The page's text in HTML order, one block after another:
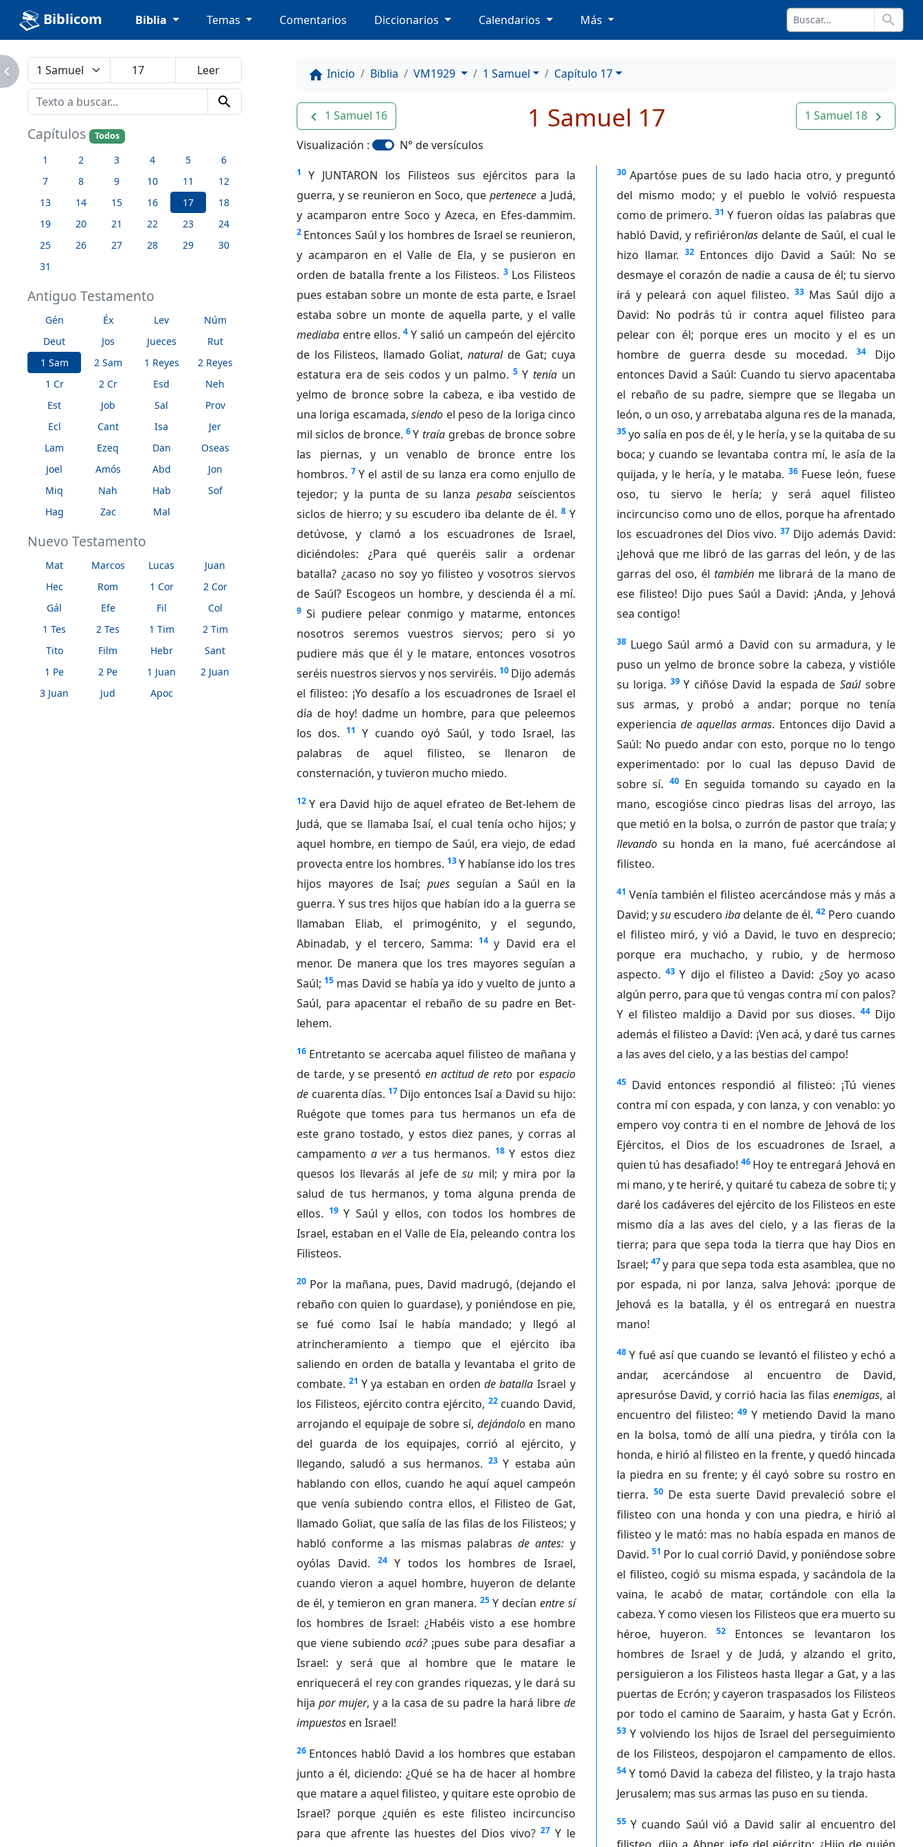
Biblicom Biblia Temas Comentarios Diccionarios Calendarios Más search
search
Capítulos Todos
1 2 3 4 5
6
7
8 9 10 11
12
13
14 15 16 17
18
19
20 21 22 23
24
25
26 27 28 29
30
31
Antiguo Testamento
Gén Éx Lev
Núm
Deut
Jos Jueces
Rut
1 Sam
2 Sam 1 Reyes
2 Reyes
1 Cr
2 Cr Esd
Neh
Est
Job Sal
Prov
Ecl
Cant Isa
Jer
Lam
Ezeq Dan
Oseas
Joel
Amós Abd
Jon
Miq
Nah Hab
Sof
Hag
Zac Mal
Nuevo Testamento
Mat Marcos Lucas
Juan
Hec
Rom 1 Cor
2 Cor
Gál
Efe Fil
Col
1 Tes
2 Tes 1 Tim
2 Tim
Tito
Film Hebr
Sant
1 Pe
2 Pe 1 Juan
2 Juan
3 Juan
Jud Apoc
home Inicio Biblia VM1929 1 Samuel Capítulo 17
navigate_before 1 Samuel 16 1 Samuel 18 navigate_next
1 Samuel 17
Visualización : N° de versículos
1
Y JUNTARON los Filisteos sus ejércitos para la
guerra, y se reunieron en Soco, que pertenece a Judá,
y acamparon entre Soco y Azeca, en Efes-dammim.
2 Entonces Saúl y los hombres de Israel se reunieron,
y acamparon en el Valle de Ela, y se pusieron en
orden de batalla frente a los Filisteos. 3 Los Filisteos
pues estaban sobre un monte de esta parte, e Israel
estaba sobre un monte de aquella parte, y el valle
mediaba entre ellos. 4 Y salió un campeón del ejército
de los Filisteos, llamado Goliat, naturalde Gat; cuya
estatura era de seis codos y un palmo. 5 Y tenía un
yelmo de bronce sobre la cabeza, e iba vestido de
una loriga escamada, siendo el peso de la loriga cinco
mil siclos de bronce. 6Y traía grebas de bronce sobre
las piernas, y un venablo de bronce entre los
hombros. 7 Y el astil de su lanza era como enjullo de
tejedor; y la punta de su lanza pesaba seiscientos
siclos de hierro; y su escudero iba delante de él. 8 Y
detúvose, y clamó a los escuadrones de Israel,
diciéndoles: ¿Para qué queréis salir a ordenar
batalla? ¿acaso no soy yo filisteo y vosotros siervos
de Saúl? Escogeos un hombre, y descienda él a mí.
9 Si pudiere pelear conmigo y matarme, entonces
nosotros seremos vuestros siervos; pero si yo
pudiere más que él y le matare, entonces vosotros
seréis nuestros siervos y nos serviréis. 10 Dijo además
el filisteo: ¡Yo desafío a los escuadrones de Israel el
día de hoy! dadme un hombre, para que peleemos
los dos. 11
Y cuando oyó Saúl, y todo Israel, las
palabras de aquel filisteo, se llenaron de
consternación, y tuvieron mucho miedo.
12 Y era David hijo de aquel efrateo de Bet-lehem de
Judá, que se llamaba Isaí, el cual tenía ocho hijos; y
aquel hombre, en tiempo de Saúl, era viejo, de edad
provecta entre los hombres. 13Y habíanse ido los tres
hijos mayores de Isaí; pues seguían a Saúl en la
guerra. Y sus tres hijos que habían ido a la guerra se
llamaban Eliab, el primogénito, y el segundo,
Abinadab, y el tercero, Samma: 14 y David era el
menor. De manera que los tres mayores seguían a
Saúl; 15 mas David se había ya ido y vuelto de junto a
Saúl, para apacentar el rebaño de su padre en Bet-
lehem.
16 Entretanto se acercaba aquel filisteo de mañana y
de tarde, y se presentó en actitud de reto por espacio
de cuarenta días. 17 Dijo entonces Isaí a David su hijo:
Ruégote que tomes para tus hermanos un efa de
este grano tostado, y estos diez panes, y corras al
campamento a vera tus hermanos. 18 Y estos diez
quesos los llevarás al jefe de su mil; y mira por la
salud de tus hermanos, y toma alguna prenda de
ellos. 19 Y Saúl y ellos, con todos los hombres de
Israel, estaban en el Valle de Ela, peleando contra los
Filisteos.
20 Por la mañana, pues, David madrugó, (dejando el
rebaño con quien lo guardase), y poniéndose en pie,
se fué como Isaí le había mandado; y llegó al
atrincheramiento a tiempo que el ejército iba
saliendo en orden de batalla y levantaba el grito de
combate. 21 Y ya estaban en orden de batalla Israel y
los Filisteos, ejército contra ejército, 22 cuando David,
arrojando el equipaje de sobre sí, dejándolo en mano
del guarda de los equipajes, corrió al ejército, y
llegando, saludó a sus hermanos. 23 Y estaba aún
hablando con ellos, cuando he aquí aquel campeón
que venía subiendo contra ellos, el Filisteo de Gat,
llamado Goliat, que salía de las filas de los Filisteos; y
habló conforme a las mismas palabras de antes: y
oyólas David.
24 Y todos los hombres de Israel,
cuando vieron a aquel hombre, huyeron de delante
de él, y temieron en gran manera. 25 Y decían entre sí
los hombres de Israel: ¿Habéis visto a ese hombre
que viene subiendo acá?¡pues sube para desafiar a
Israel: y será que al hombre que le matare le
enriquecerá el rey con grandes riquezas, y le dará su
hija por mujer, y a la casa de su padre la hará libre de
impuestos en Israel!
26 Entonces habló David a los hombres que estaban
junto a él, diciendo: ¿Qué se ha de hacer al hombre
que matare a aquel filisteo, y quitare este oprobio de
Israel? porque ¿quién es este filisteo incircunciso
para que afrente las huestes del Dios vivo? 27 Y le
30 Apartóse pues de su lado hacia otro, y preguntó
del mismo modo; y el pueblo le volvió respuesta
como de primero. 31 Y fueron oídas las palabras que
habló David, y refiriéronlas delante de Saúl, el cual le
hizo llamar. 32 Entonces dijo David a Saúl: No se
desmaye el corazón de nadie a causa de él; tu siervo
irá y peleará con aquel filisteo. 33 Mas Saúl dijo a
David: No podrás tú ir contra aquel filisteo para
pelear con él; porque eres un mocito y el es un
hombre de guerra desde su mocedad.
34
Dijo
entonces David a Saúl: Cuando tu siervo apacentaba
el rebaño de su padre, siempre que se llegaba un
león, o un oso, y arrebataba alguna res de la manada,
35yo salía en pos de él, y le hería, y se la quitaba de su
boca; y cuando se levantaba contra mí, le asía de la
quijada, y le hería, y le mataba. 36 Fuese león, fuese
oso, tu siervo le hería; y será aquel filisteo
incircunciso como uno de ellos, porque ha afrentado
los escuadrones del Dios vivo. 37 Dijo además David:
¡Jehová que me libró de las garras del león, y de las
garras del oso, él también me librará de la mano de
ese filisteo! Dijo pues Saúl a David: ¡Anda, y Jehová
sea contigo!
38 Luego Saúl armó a David con su armadura, y le
puso un yelmo de bronce sobre la cabeza, y vistióle
su loriga. 39 Y ciñóse David la espada de Saúlsobre
sus armas, y probó a andar; porque no tenía
experiencia de aquellas armas. Entonces dijo David a
Saúl: No puedo andar con esto, porque no lo tengo
experimentado: por lo cual las depuso David de
sobre sí. 40 En seguida tomando su cayado en la
mano, escogióse cinco piedras lisas del arroyo, las
que metió en la bolsa, o zurrón de pastor que traía; y
llevando su honda en la mano, fué acercándose al
filisteo.
41 Venía también el filisteo acercándose más y más a
David; ysu escudero ibadelante de él. 42 Pero cuando
el filisteo miró, y vió a David, le tuvo en desprecio;
porque era muchacho, y rubio, y de hermoso
aspecto. 43 Y dijo el filisteo a David: ¿Soy yo acaso
algún perro, para que tú vengas contra mí con palos?
Y el filisteo maldijo a David por sus dioses. 44 Dijo
además el filisteo a David: ¡Ven acá, y daré tus carnes
a las aves del cielo, y a las bestias del campo!
45 David entonces respondió al filisteo: ¡Tú vienes
contra mí con espada, y con lanza, y con venablo: yo
empero voy contra ti en el nombre de Jehová de los
Ejércitos, el Dios de los escuadrones de Israel, a
quien tú has desafiado! 46 Hoy te entregará Jehová en
mi mano, y te heriré, y quitaré tu cabeza de sobre ti; y
daré los cadáveres del ejército de los Filisteos en este
mismo día a las aves del cielo, y a las fieras de la
tierra; para que sepa toda la tierra que hay Dios en
Israel; 47y para que sepa toda esta asamblea, que no
por espada, ni por lanza, salva Jehová: ¡porque de
Jehová es la batalla, y él os entregará en nuestra
mano!
48 Y fué así que cuando se levantó el filisteo y echó a
andar, acercándose al encuentro de David,
apresuróse David, y corrió hacia las filas enemigas, al
encuentro del filisteo: 49 Y metiendo David la mano
en la bolsa, tomó de allí una piedra, y tiróla con la
honda, e hirió al filisteo en la frente, y quedó hincada
la piedra en su frente; y él cayó sobre su rostro en
tierra. 50 De esta suerte David prevaleció sobre el
filisteo con una honda y con una piedra, e hirió al
filisteo y le mató: mas no había espada en manos de
David. 51 Por lo cual corrió David, y poniéndose sobre
el filisteo, cogió su misma espada, y sacándola de la
vaina, le acabó de matar, cortándole con ella la
cabeza. Y como viesen los Filisteos que era muerto su
héroe, huyeron.
52
Entonces se levantaron los
hombres de Israel y de Judá, y alzando el grito,
persiguieron a los Filisteos hasta llegar a Gat, y a las
puertas de Ecrón; y cayeron traspasados los Filisteos
por todo el camino de Saaraim, y hasta Gat y Ecrón.
53 Y volviendo los hijos de Israel del perseguimiento
de los Filisteos, despojaron el campamento de ellos.
54 Y tomó David la cabeza del filisteo, y la trajo hasta
Jerusalem; mas sus armas las puso en su tienda.
55 Y cuando Saúl vió a David salir al encuentro del